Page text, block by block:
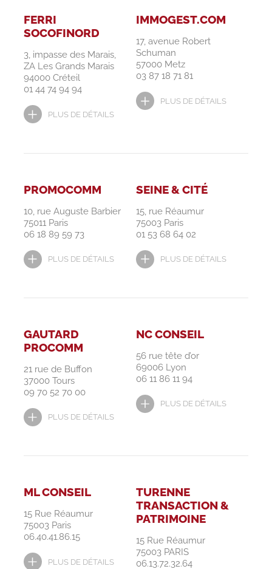
FERRI
SOCOFINORD
3, impasse des Marais,
ZA Les Grands Marais
94000 Créteil
01 44 74 94 94
PLUS DE DÉTAILS
IMMOGEST.COM
17, avenue Robert
Schuman
57000 Metz
03 87 18 71 81
PLUS DE DÉTAILS
PROMOCOMM
10, rue Auguste Barbier
75011 Paris
06 18 89 59 73
PLUS DE DÉTAILS
SEINE & CITÉ
15, rue Réaumur
75003 Paris
01 53 68 64 02
PLUS DE DÉTAILS
GAUTARD
PROCOMM
21 rue de Buffon
37000 Tours
09 70 52 70 00
PLUS DE DÉTAILS
NC CONSEIL
56 rue tête d’or
69006 Lyon
06 11 86 11 94
PLUS DE DÉTAILS
ML CONSEIL
15 Rue Réaumur
75003 Paris
06.40.41.86.15
PLUS DE DÉTAILS
TURENNE
TRANSACTION &
PATRIMOINE
15 Rue Réaumur
75003 PARIS
06.13.72.32.64